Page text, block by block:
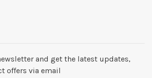
and get the latest updates,
offers via email